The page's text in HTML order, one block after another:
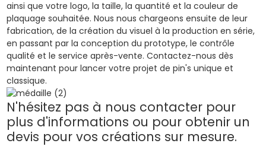
ainsi que votre logo, la taille, la quantité et la couleur de
plaquage souhaitée. Nous nous chargeons ensuite de leur
fabrication, de la création du visuel à la production en série,
en passant par la conception du prototype, le contrôle
qualité et le service après-vente. Contactez-nous dès
maintenant pour lancer votre projet de pin's unique et
classique.
N'hésitez pas à nous contacter pour
plus d'informations ou pour obtenir un
devis pour vos créations sur mesure.